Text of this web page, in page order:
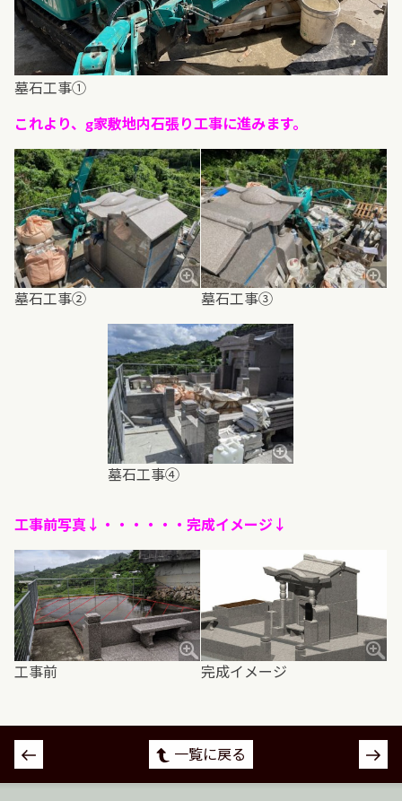
墓石工事①
これより、g家敷地内石張り工事に進みます。
墓石工事② 墓石工事③
墓石工事④
工事前写真↓・・・・・・完成イメージ↓
工事前 完成イメージ
投
稿
一覧に戻る